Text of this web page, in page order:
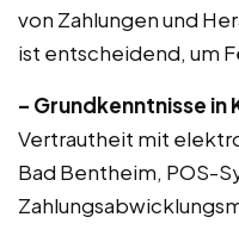
von Zahlungen und
ist entscheidend, um
– Grundkenntnisse in
Vertrautheit mit
Bad Bentheim, POS-